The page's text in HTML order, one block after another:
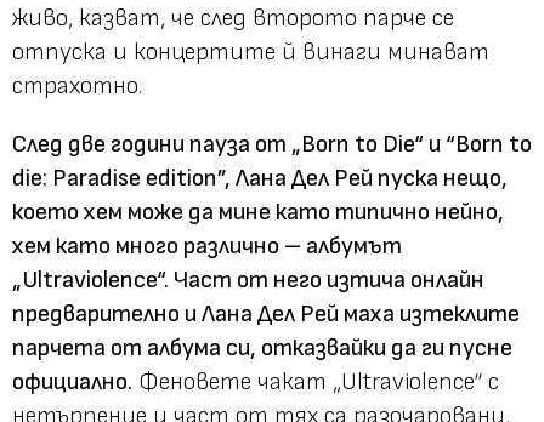
живо, казват, че след второто парче се
отпуска и концертите й винаги минават
страхотно.
След две години пауза от „Born to Die“ и “Born to
die: Paradise edition”, Лана Дел Рей пуска нещо,
което хем може да мине като типично нейно,
хем като много различно – албумът
„Ultraviolence“. Част от него изтича онлайн
предварително и Лана Дел Рей маха изтеклите
парчета от албума си, отказвайки да ги пусне
официално. Феновете чакат „Ultraviolence“ с
нетърпение и част от тях са разочаровани,